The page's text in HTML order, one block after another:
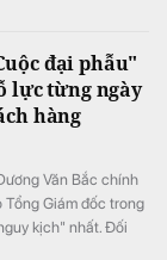
đại phẫu"
lực từng ngày
hàng
Văn Bắc chính
Giám đốc trong
kịch" nhất. Đối